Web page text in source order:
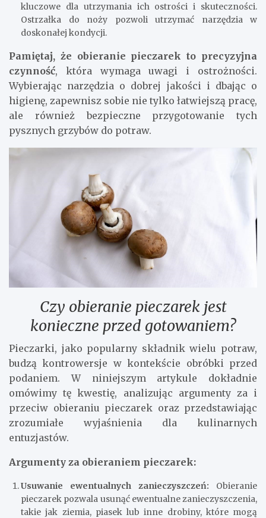
kluczowe dla utrzymania ich ostrości i skuteczności.
Ostrzałka do noży pozwoli utrzymać narzędzia w
doskonałej kondycji.
Pamiętaj, że obieranie pieczarek to precyzyjna
czynność, która wymaga uwagi i ostrożności.
Wybierając narzędzia o dobrej jakości i dbając o
higienę, zapewnisz sobie nie tylko łatwiejszą pracę,
ale również bezpieczne przygotowanie tych
pysznych grzybów do potraw.
Czy obieranie pieczarek jest
konieczne przed gotowaniem?
Pieczarki, jako popularny składnik wielu potraw,
budzą kontrowersje w kontekście obróbki przed
podaniem. W niniejszym artykule dokładnie
omówimy tę kwestię, analizując argumenty za i
przeciw obieraniu pieczarek oraz przedstawiając
zrozumiałe wyjaśnienia dla kulinarnych
entuzjastów.
Argumenty za obieraniem pieczarek:
Usuwanie ewentualnych zanieczyszczeń: Obieranie
pieczarek pozwala usunąć ewentualne zanieczyszczenia,
takie jak ziemia, piasek lub inne drobiny, które mogą